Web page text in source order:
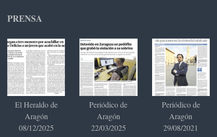
PRENSA
El Heraldo de
Aragón
08/12/2025
Periódico de
Aragón
22/03/2025
Periódico de
Aragón
29/08/2021